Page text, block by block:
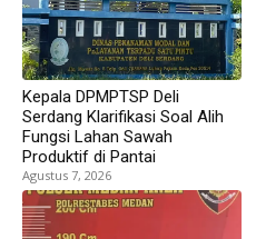
Kepala DPMPTSP Deli
Serdang Klarifikasi Soal Alih
Fungsi Lahan Sawah
Produktif di Pantai
Agustus 7, 2026